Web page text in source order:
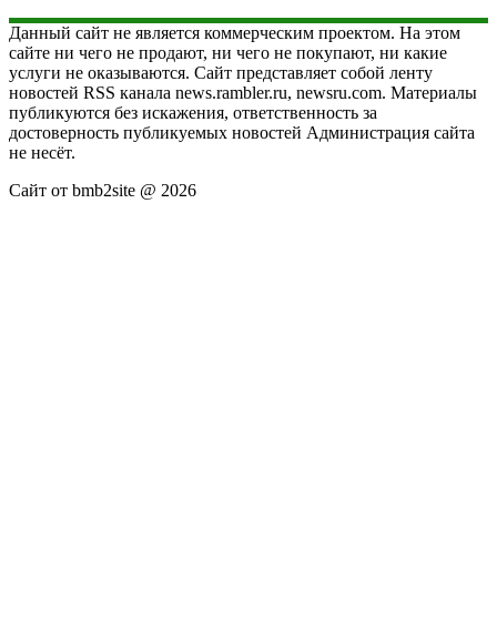
Данный сайт не является коммерческим проектом. На этом
сайте ни чего не продают, ни чего не покупают, ни какие
услуги не оказываются. Сайт представляет собой ленту
новостей RSS канала news.rambler.ru, newsru.com. Материалы
публикуются без искажения, ответственность за
достоверность публикуемых новостей Администрация сайта
не несёт.
Сайт от bmb2site @ 2026